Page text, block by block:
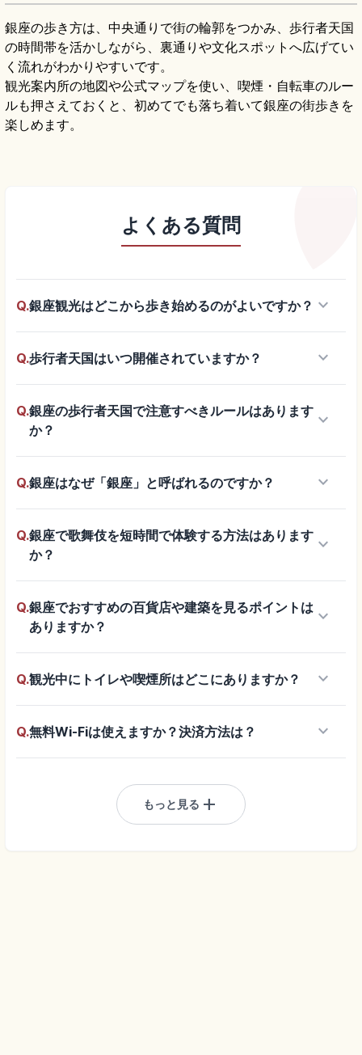
銀座の歩き方は、中央通りで街の輪郭をつかみ、歩行者天国
の時間帯を活かしながら、裏通りや文化スポットへ広げてい
く流れがわかりやすいです。
観光案内所の地図や公式マップを使い、喫煙・自転車のルー
ルも押さえておくと、初めてでも落ち着いて銀座の街歩きを
楽しめます。
よくある質問
Q.銀座観光はどこから歩き始めるのがよいですか？ keyboard_arrow_down
Q.歩行者天国はいつ開催されていますか？ keyboard_arrow_down
Q.銀座の歩行者天国で注意すべきルールはあります
か？
keyboard_arrow_down
Q.銀座はなぜ「銀座」と呼ばれるのですか？ keyboard_arrow_down
Q.銀座で歌舞伎を短時間で体験する方法はあります
か？
keyboard_arrow_down
Q.銀座でおすすめの百貨店や建築を見るポイントは
ありますか？
keyboard_arrow_down
Q.観光中にトイレや喫煙所はどこにありますか？ keyboard_arrow_down
Q.無料Wi-Fiは使えますか？決済方法は？ keyboard_arrow_down
もっと見る add